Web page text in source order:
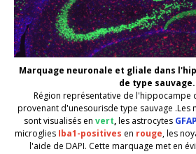
Marquage neuronale et gliale dans
de type sauvage.
Région représentative de l'hippocampe
provenant d'unesourisde type sauvage .Les
sont visualisés en vert,les astrocytes
microglies Iba1-positives en rouge, les
l'aide de DAPI. Cette marquage met en